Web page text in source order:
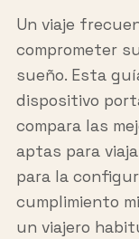
Un viaje
comprometer
sueño. Esta
dispositivo
compara las
aptas para
para la
cumplimiento
un viajero